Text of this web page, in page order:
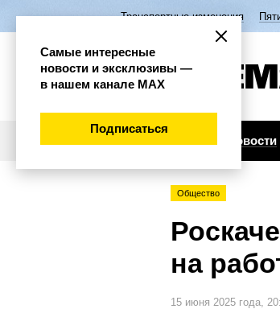
Транспортные изменения
Новости
Общество
на
15 июня 2025 года,
Самые интересные
новости и эксклюзивы —
в нашем канале МАХ
Подписаться